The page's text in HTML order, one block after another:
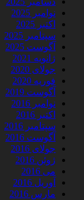
نوامبر 2025
اکتبر 2025
سپتامبر 2025
آگوست 2025
ژانویه 2021
جولای 2020
فوریه 2020
آگوست 2019
نوامبر 2016
اکتبر 2016
سپتامبر 2016
آگوست 2016
جولای 2016
ژوئن 2016
می 2016
آوریل 2016
مارس 2016